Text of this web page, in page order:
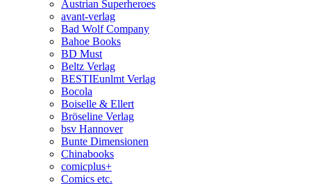
Austrian Superheroes
avant-verlag
Bad Wolf Company
Bahoe Books
BD Must
Beltz Verlag
BESTIEunlmt Verlag
Bocola
Boiselle & Ellert
Bröseline Verlag
bsv Hannover
Bunte Dimensionen
Chinabooks
comicplus+
Comics etc.